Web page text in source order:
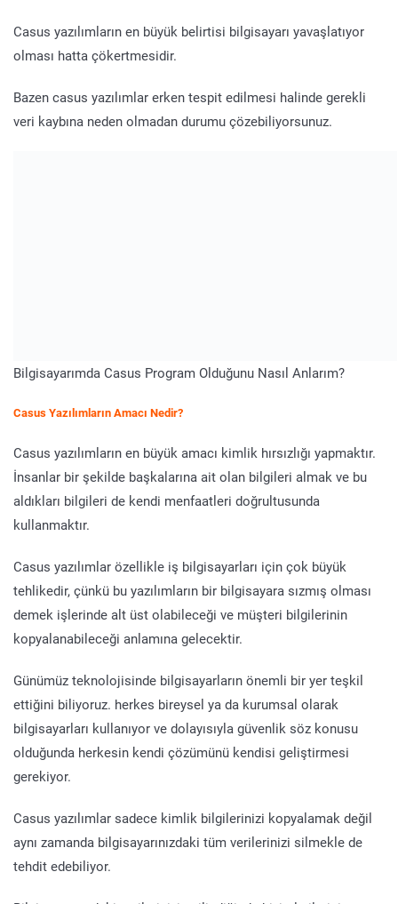
Casus yazılımların en büyük belirtisi bilgisayarı yavaşlatıyor
olması hatta çökertmesidir.
Bazen casus yazılımlar erken tespit edilmesi halinde gerekli
veri kaybına neden olmadan durumu çözebiliyorsunuz.
Bilgisayarımda Casus Program Olduğunu Nasıl Anlarım?
Casus Yazılımların Amacı Nedir?
Casus yazılımların en büyük amacı kimlik hırsızlığı yapmaktır.
İnsanlar bir şekilde başkalarına ait olan bilgileri almak ve bu
aldıkları bilgileri de kendi menfaatleri doğrultusunda
kullanmaktır.
Casus yazılımlar özellikle iş bilgisayarları için çok büyük
tehlikedir, çünkü bu yazılımların bir bilgisayara sızmış olması
demek işlerinde alt üst olabileceği ve müşteri bilgilerinin
kopyalanabileceği anlamına gelecektir.
Günümüz teknolojisinde bilgisayarların önemli bir yer teşkil
ettiğini biliyoruz. herkes bireysel ya da kurumsal olarak
bilgisayarları kullanıyor ve dolayısıyla güvenlik söz konusu
olduğunda herkesin kendi çözümünü kendisi geliştirmesi
gerekiyor.
Casus yazılımlar sadece kimlik bilgilerinizi kopyalamak değil
aynı zamanda bilgisayarınızdaki tüm verilerinizi silmekle de
tehdit edebiliyor.